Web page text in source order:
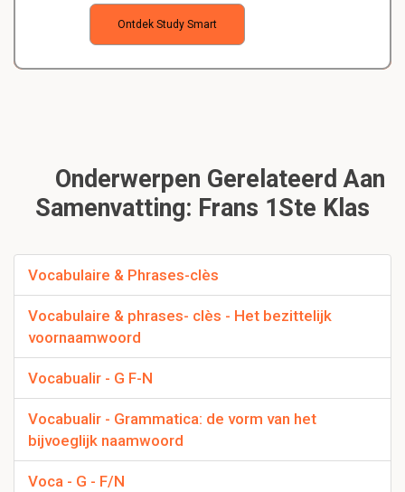
Ontdek Study Smart
Onderwerpen Gerelateerd Aan
Samenvatting: Frans 1Ste Klas
Vocabulaire & Phrases-clès
Vocabulaire & phrases- clès - Het bezittelijk
voornaamwoord
Vocabualir - G F-N
Vocabualir - Grammatica: de vorm van het
bijvoeglijk naamwoord
Voca - G - F/N